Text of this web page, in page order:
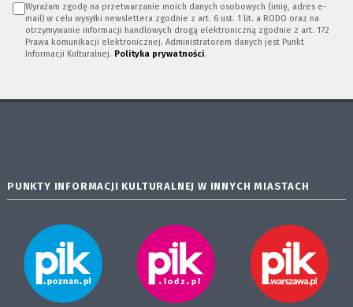
Wyrażam zgodę na przetwarzanie moich danych osobowych (imię, adres e-
mail) w celu wysyłki newslettera zgodnie z art. 6 ust. 1 lit. a RODO oraz na
otrzymywanie informacji handlowych drogą elektroniczną zgodnie z art. 172
Prawa komunikacji elektronicznej. Administratorem danych jest Punkt
Informacji Kulturalnej. Polityka prywatności.
PUNKTY INFORMACJI KULTURALNEJ W INNYCH MIASTACH